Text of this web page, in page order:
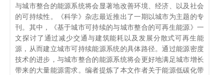
与城市整合的能源系统将会显著地改善环境、经济、以及社会
的可持续性。《科学》杂志最近推出了一期以城市为主题的专
刊。其中，《基于城市可持续的与城市整合的可再生能源》一
文探讨了通过减少交通与建筑能耗以及发展分散式可再生能
源，从而建立城市可持续能源系统的具体路径。通过能源密度
技术的进步，与城市整合的能源系统将会更好地满足城市增长
带来的大量能源需求。编者提炼了本文作者关于能源低碳化带